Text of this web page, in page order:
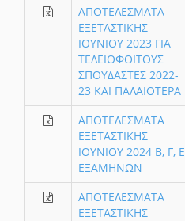
ΑΠΟΤΕΛΕΣΜΑΤΑ
ΕΞΕΤΑΣΤΙΚΗΣ
ΙΟΥΝΙΟΥ 2023 ΓΙΑ
ΤΕΛΕΙΟΦΟΙΤΟΥΣ
ΣΠΟΥΔΑΣΤΕΣ 2022-
23 ΚΑΙ ΠΑΛΑΙΟΤΕΡΑ
ΑΠΟΤΕΛΕΣΜΑΤΑ
ΕΞΕΤΑΣΤΙΚΗΣ
ΙΟΥΝΙΟΥ 2024 Β, Γ, Ε
ΕΞΑΜΗΝΩΝ
ΑΠΟΤΕΛΕΣΜΑΤΑ
ΕΞΕΤΑΣΤΙΚΗΣ